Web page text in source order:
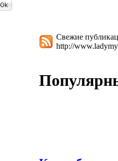
Свежие
http://